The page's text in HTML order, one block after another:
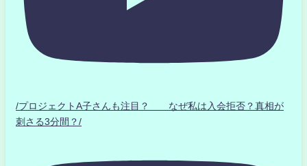
/プロジェクトA子さんも注目？ なぜ私は入会拒否？真相が
刺さる3分間？/